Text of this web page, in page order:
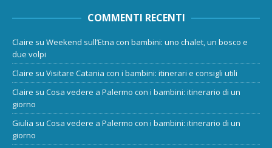
COMMENTI RECENTI
Claire su Weekend sull’Etna con bambini: uno chalet, un bosco e
due volpi
Claire su Visitare Catania con i bambini: itinerari e consigli utili
Claire su Cosa vedere a Palermo con i bambini: itinerario di un
giorno
Giulia su Cosa vedere a Palermo con i bambini: itinerario di un
giorno